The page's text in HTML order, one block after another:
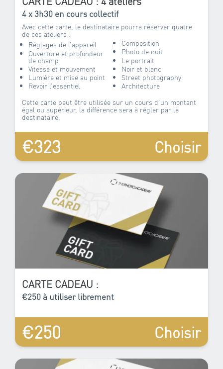
4 x 3h30 en cours collectif
Avec cette carte, le destinataire pourra réserver quatre
de ces ateliers :
Réglages de l’appareil
Ouverture et profondeur
de champ
Vitesse et mouvement
Lumière et mise au point
Revoir l’essentiel
Composition
Photo de nuit
Le portrait
Noir et blanc
Street photography
Architecture
Cette carte peut être utilisée sur un cours d’un montant
égal ou supérieur, la différence sera à régler par le
destinataire.
€323 Choisir
CARTE CADEAU :
€250 à utiliser librement
€250 Choisir